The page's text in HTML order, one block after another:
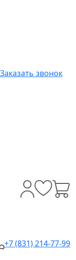
Заказать звонок
+7 (831) 214-77-99